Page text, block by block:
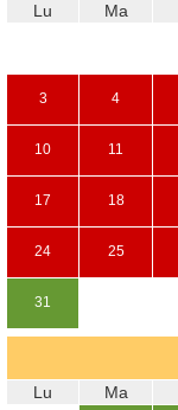
Lu Ma
3 4
10 11
17 18
24 25
31
Lu Ma